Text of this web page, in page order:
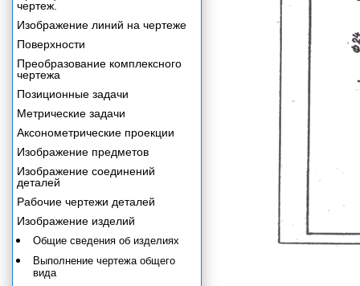
чертеж.
Изображение линий на чертеже
Поверхности
Преобразование комплексного
чертежа
Позиционные задачи
Метрические задачи
Аксонометрические проекции
Изображение предметов
Изображение соединений
деталей
Рабочие чертежи деталей
Изображение изделий
Общие сведения об изделиях
Выполнение чертежа общего
вида